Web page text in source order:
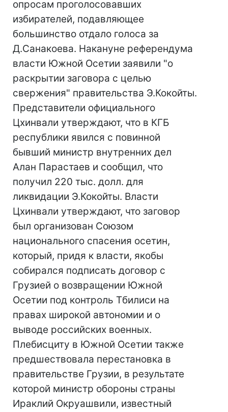
опросам проголосовавших
избирателей, подавляющее
большинство отдало голоса за
Д.Санакоева. Накануне референдума
власти Южной Осетии заявили "о
раскрытии заговора с целью
свержения" правительства Э.Кокойты.
Представители официального
Цхинвали утверждают, что в КГБ
республики явился с повинной
бывший министр внутренних дел
Алан Парастаев и сообщил, что
получил 220 тыс. долл. для
ликвидации Э.Кокойты. Власти
Цхинвали утверждают, что заговор
был организован Союзом
национального спасения осетин,
который, придя к власти, якобы
собирался подписать договор с
Грузией о возвращении Южной
Осетии под контроль Тбилиси на
правах широкой автономии и о
выводе российских военных.
Плебисциту в Южной Осетии также
предшествовала перестановка в
правительстве Грузии, в результате
которой министр обороны страны
Ираклий Окруашвили, известный